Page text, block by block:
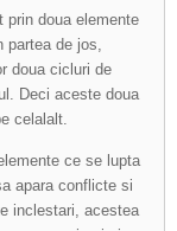
prin doua elemente
partea de jos,
doua cicluri de
Deci aceste doua
celalalt.
ce se lupta
apara conflicte si
inclestari, acestea